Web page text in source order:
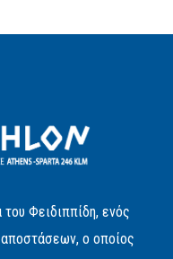
Φειδιππίδη, ενός
ο οποίος